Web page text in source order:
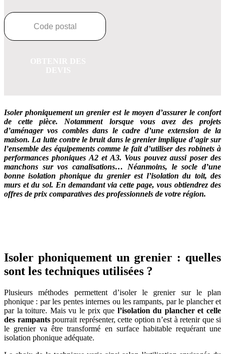
Isoler phoniquement un grenier est le moyen d’assurer le confort
de cette pièce. Notamment lorsque vous avez des projets
d’aménager vos combles dans le cadre d’une extension de la
maison. La lutte contre le bruit dans le grenier implique d’agir sur
l’ensemble des équipements comme le fait d’utiliser des robinets à
performances phoniques A2 et A3. Vous pouvez aussi poser des
manchons sur vos canalisations… Néanmoins, le socle d’une
bonne isolation phonique du grenier est l’isolation du toit, des
murs et du sol. En demandant via cette page, vous obtiendrez des
offres de prix comparatives des professionnels de votre région.
Isoler phoniquement un grenier : quelles
sont les techniques utilisées ?
Plusieurs méthodes permettent d’isoler le grenier sur le plan
phonique : par les pentes internes ou les rampants, par le plancher et
par la toiture. Mais vu le prix que l’isolation du plancher et celle
des rampants pourrait représenter, cette option n’est à retenir que si
le grenier va être transformé en surface habitable requérant une
isolation phonique adéquate.